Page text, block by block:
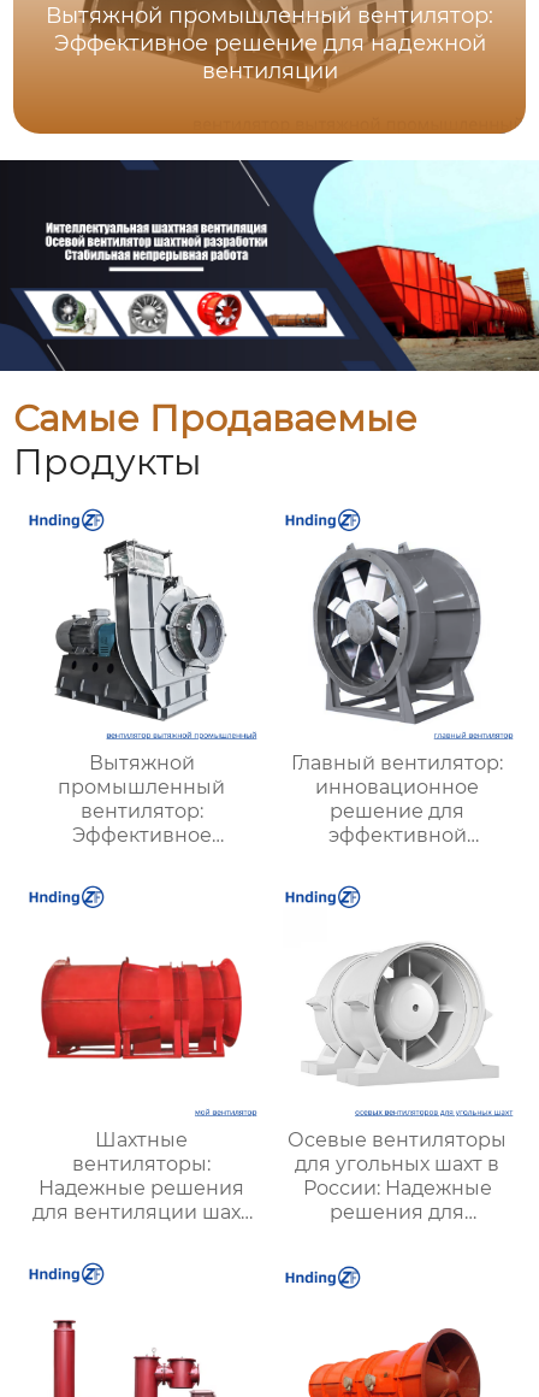
Вытяжной промышленный вентилятор:
Эффективное решение для надежной
вентиляции
Самые Продаваемые
Продукты
Вытяжной
промышленный
вентилятор:
Эффективное
надежной вентиляции
Главный вентилятор:
инновационное
решение для
эффективной
оптимизации работы
Шахтные
вентиляторы:
Надежные решения
для вентиляции шахт
| Купить с доставкой
Осевые вентиляторы
для угольных шахт в
России: Надежные
решения для
вентиляции и
безопасности